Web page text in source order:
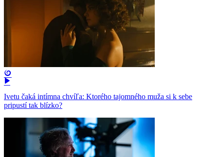
Ivetu čaká intímna chvíľa: Ktorého tajomného muža si k sebe
pripustí tak blízko?